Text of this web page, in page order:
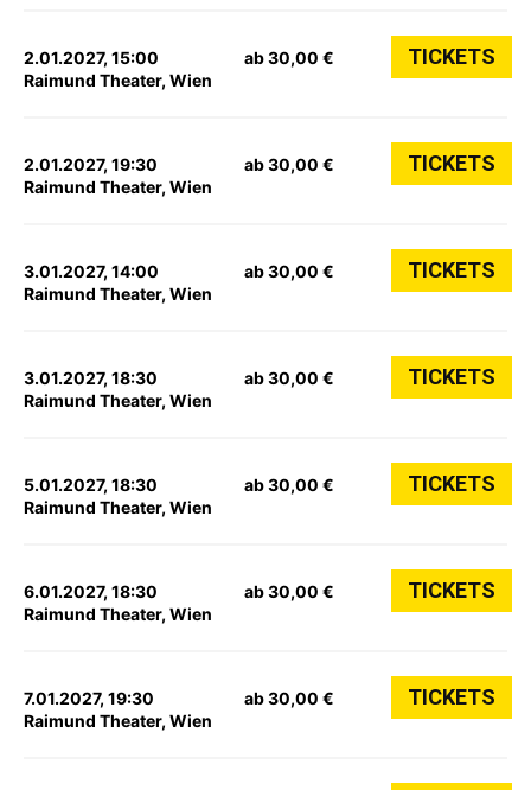
2.01.2027, 15:00
Raimund Theater, Wien
ab 30,00 € TICKETS
2.01.2027, 19:30
Raimund Theater, Wien
ab 30,00 € TICKETS
3.01.2027, 14:00
Raimund Theater, Wien
ab 30,00 € TICKETS
3.01.2027, 18:30
Raimund Theater, Wien
ab 30,00 € TICKETS
5.01.2027, 18:30
Raimund Theater, Wien
ab 30,00 € TICKETS
6.01.2027, 18:30
Raimund Theater, Wien
ab 30,00 € TICKETS
7.01.2027, 19:30
Raimund Theater, Wien
ab 30,00 € TICKETS